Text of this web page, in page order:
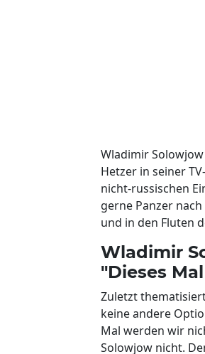
Wladimir
Hetzer in seiner
nicht-russischen
gerne Panzer
und in den Fluten
Wladimir
"Dieses
Zuletzt
keine andere
Mal werden wir
Solowjow nicht.